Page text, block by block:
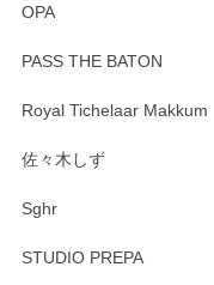
OPA
PASS THE BATON
Royal Tichelaar Makkum
佐々木しず
Sghr
STUDIO PREPA